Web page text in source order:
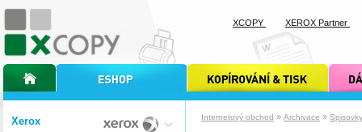
Internetový obchod » Archivace »
Xerox
úvodní stránka xcopyinternetový obchod xcopy kopírování a tisk xcopy dárkové
XCOPY XEROX Partner